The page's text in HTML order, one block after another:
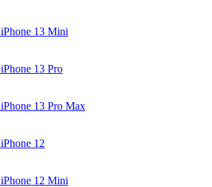
iPhone 13 Mini
iPhone 13 Pro
iPhone 13 Pro Max
iPhone 12
iPhone 12 Mini